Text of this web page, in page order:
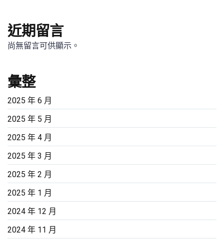
近期留言
尚無留言可供顯示。
彙整
2025 年 6 月
2025 年 5 月
2025 年 4 月
2025 年 3 月
2025 年 2 月
2025 年 1 月
2024 年 12 月
2024 年 11 月